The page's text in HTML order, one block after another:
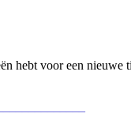
hebt voor een